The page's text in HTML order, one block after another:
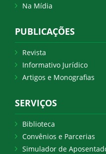
Na Mídia
PUBLICAÇÕES
Revista
Informativo Jurídico
Artigos e Monografias
SERVIÇOS
Biblioteca
Convênios e Parcerias
Simulador de